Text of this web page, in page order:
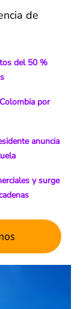
de
del 50 %
por
anuncia
y surge